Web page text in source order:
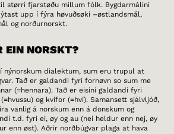
størri fjarstøðu millum fólk. Bygdarmálini
upp í fýra høvuðsøki –østlandsmål,
og norðurnorskt.
EIN NORSKT?
nýnorskum dialektum, sum eru trupul at
Tað er galdandi fyri fornøvn so sum me
(=hennara). Tað er eisini galdandi fyri
og kvifor (=hví). Samansett sjálvljóð,
vanlig á norskum enn á donskum og
t.d. fyri ei, øy og au (nei heldur enn nej, øy
enn øst). Aðrir norðbúgvar plaga at hava